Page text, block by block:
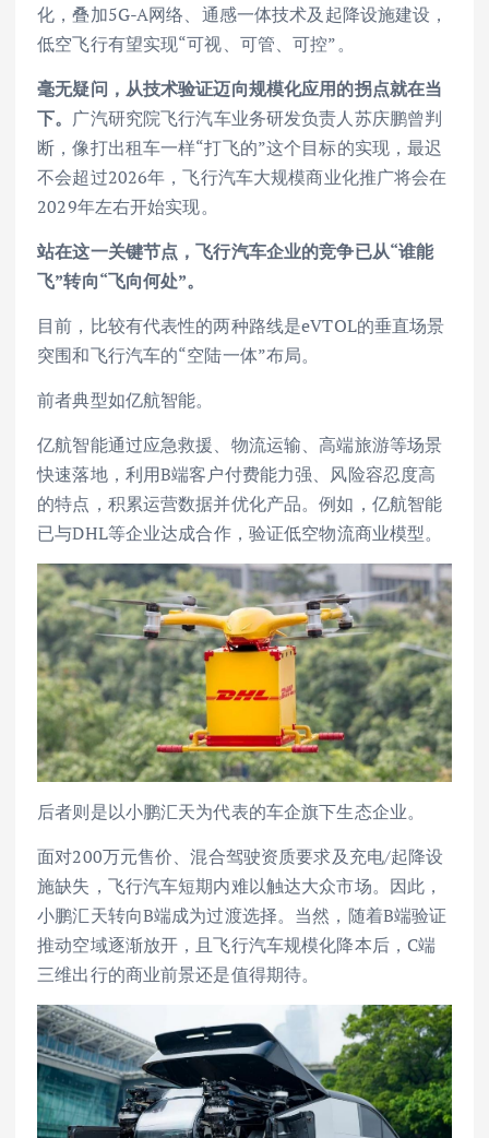
化，叠加5G-A网络、通感一体技术及起降设施建设，
低空飞行有望实现“可视、可管、可控”。
毫无疑问，从技术验证迈向规模化应用的拐点就在当
下。 广汽研究院飞行汽车业务研发负责人苏庆鹏曾判
断，像打出租车一样“打飞的”这个目标的实现，最迟
不会超过2026年，飞行汽车大规模商业化推广将会在
2029年左右开始实现。
站在这一关键节点，飞行汽车企业的竞争已从“谁能
飞”转向“飞向何处”。
目前，比较有代表性的两种路线是eVTOL的垂直场景
突围和飞行汽车的“空陆一体”布局。
前者典型如亿航智能。
亿航智能通过应急救援、物流运输、高端旅游等场景
快速落地，利用B端客户付费能力强、风险容忍度高
的特点，积累运营数据并优化产品。例如，亿航智能
已与DHL等企业达成合作，验证低空物流商业模型。
后者则是以小鹏汇天为代表的车企旗下生态企业。
面对200万元售价、混合驾驶资质要求及充电/起降设
施缺失，飞行汽车短期内难以触达大众市场。因此，
小鹏汇天转向B端成为过渡选择。当然，随着B端验证
推动空域逐渐放开，且飞行汽车规模化降本后，C端
三维出行的商业前景还是值得期待。